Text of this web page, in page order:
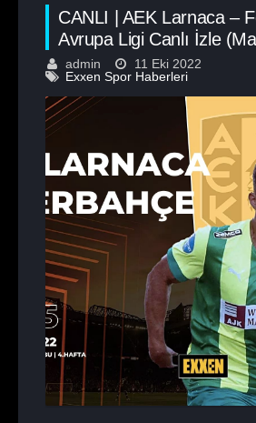
CANLI | AEK Larnaca –
Avrupa Ligi Canlı İzle
admin
11 Eki 2022
Exxen Spor Haberleri